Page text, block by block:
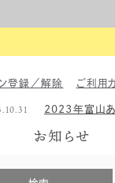
登録／解除 ご利用
2023年のギ
2023年富山
【イベント告
お知らせ